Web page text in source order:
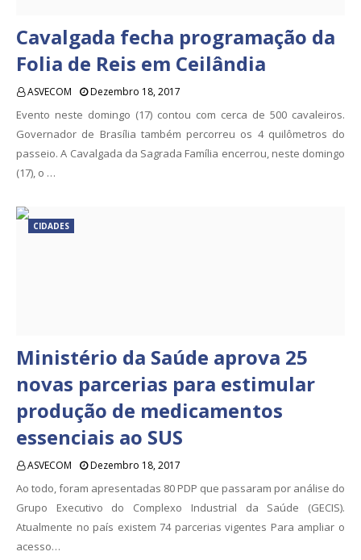
Cavalgada fecha programação da
Folia de Reis em Ceilândia
ASVECOM Dezembro 18, 2017
Evento neste domingo (17) contou com cerca de 500 cavaleiros.
Governador de Brasília também percorreu os 4 quilômetros do
passeio. A Cavalgada da Sagrada Família encerrou, neste domingo
(17), o …
CIDADES
Ministério da Saúde aprova 25
novas parcerias para estimular
produção de medicamentos
essenciais ao SUS
ASVECOM Dezembro 18, 2017
Ao todo, foram apresentadas 80 PDP que passaram por análise do
Grupo Executivo do Complexo Industrial da Saúde (GECIS).
Atualmente no país existem 74 parcerias vigentes Para ampliar o
acesso…